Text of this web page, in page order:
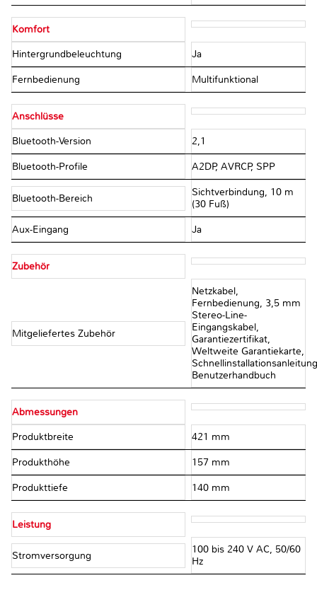
Komfort
Hintergrundbeleuchtung Ja
Fernbedienung Multifunktional
Anschlüsse
Bluetooth-Version 2,1
Bluetooth-Profile A2DP, AVRCP, SPP
Bluetooth-Bereich
Sichtverbindung, 10 m
(30 Fuß)
Aux-Eingang Ja
Zubehör
Mitgeliefertes Zubehör
Netzkabel,
Fernbedienung, 3,5 mm
Stereo-Line-
Eingangskabel,
Garantiezertifikat,
Weltweite Garantiekarte,
Benutzerhandbuch
Abmessungen
Produktbreite 421 mm
Produkthöhe 157 mm
Produkttiefe 140 mm
Leistung
Stromversorgung
100 bis 240 V AC, 50/60
Hz